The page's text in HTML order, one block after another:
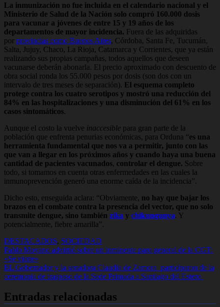
La inmunización no fue incluida en el calendario nacional y el
Ministerio de Salud de la Nación solo compró 160.000 dosis
para vacunar a jóvenes de entre 15 y 19 años de los
departamentos de mayor incidencia. Fuera de las adquiridas
por provincias como Buenos Aires, Córdoba, Santa Fe, Tucumán,
Salta, Jujuy, Chaco, La Rioja, Catamarca y Corrientes, que ya están
realizando sus propias campañas, todos aquellos que deseen
vacunarse deberán abonarla. El precio aproximado con descuento de
obra social ronda los 55.000 pesos por dosis (son dos con un
intervalo de tres meses de separación). El esquema completo
protege contra los cuatro serotipos y mostró una reducción del
84% en las hospitalizaciones y una disminución del 61% en los
casos sintomáticos.
Aunque el costo la vuelve inaccesible para gran parte de la
población que enfrenta penurias económicas, para Orduna “es una
herramienta fundamental que nos va a permitir, junto con las
que van a llegar en los próximos años y cuando haya una buena
cantidad de pacientes vacunados, controlar el dengue. Sobre
todo, si tomamos en cuenta otras enfermedades en las cuales la
inmunoprevención generó una enorme caída de la incidencia”.
Dicho esto, enseguida aclara: “Obviamente, no hay que bajar los
brazos en el combate contra la presencia del vector, que no solo
transmite dengue, sino también zika y chikungunya. Y
potencialmente, fiebre amarilla”.
DESTACADOS, SOCIEDAD
Navegación
de
entradas
Pablo Moyano advirtió sobre un inminente paro general de la CGT:
«Se viene»
EL Gobernador y la senadora Claudia de Zamora participaron de la
ceremonia de traspaso de la Sede Primada a Santiago del Estero
Entradas relacionadas